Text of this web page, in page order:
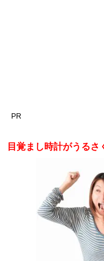
PR
目覚まし時計がうるさ